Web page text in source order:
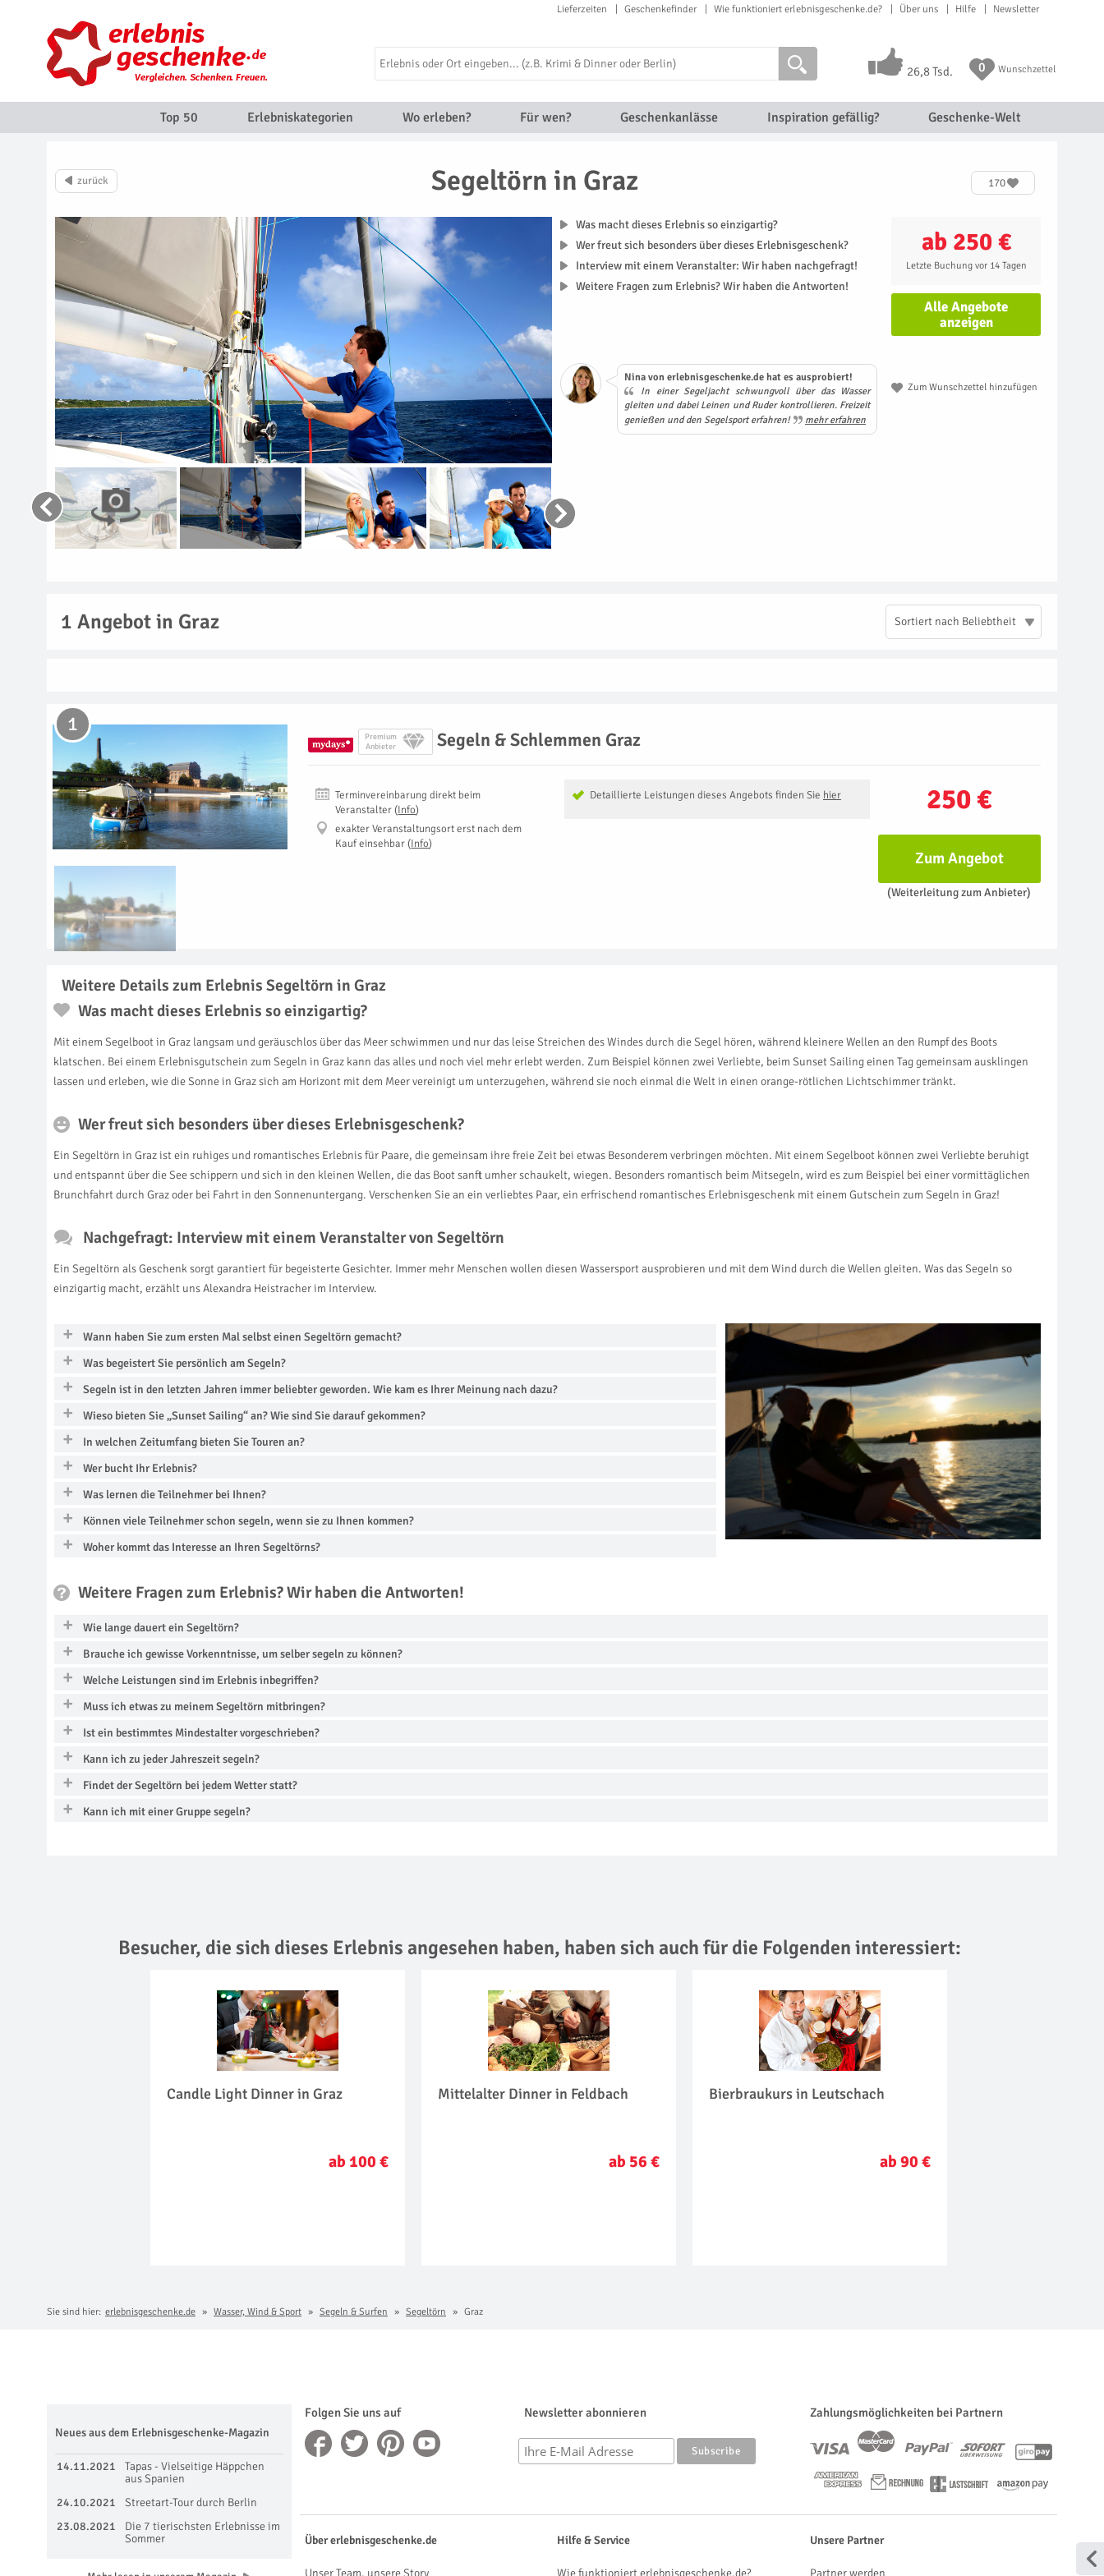
Lieferzeiten Geschenkefinder Wie funktioniert erlebnisgeschenke.de? Über uns Hilfe Newsletter
26,8 Tsd. 0 Wunschzettel
Top 50 Erlebniskategorien Wo erleben? Für wen? Geschenkanlässe Inspiration gefällig? Geschenke-Welt
Segeltörn in Graz 170
ab 250 €
Letzte Buchung vor 14 Tagen
Alle Angebote
anzeigen
Zum Wunschzettel hinzufügen
Was macht dieses Erlebnis so einzigartig?
Wer freut sich besonders über dieses Erlebnisgeschenk?
Interview mit einem Veranstalter: Wir haben nachgefragt!
Weitere Fragen zum Erlebnis? Wir haben die Antworten!
Nina von erlebnisgeschenke.de hat es ausprobiert!
In einer Segeljacht schwungvoll über das Wasser
gleiten und dabei Leinen und Ruder kontrollieren. Freizeit
genießen und den Segelsport erfahren!
mehr erfahren
1 Angebot in Graz Sortiert nach Beliebtheit
Premium
Anbieter
Segeln & Schlemmen Graz
1
250 €
Detaillierte Leistungen dieses Angebots finden Sie hier
Terminvereinbarung direkt beim
Veranstalter (Info)
exakter Veranstaltungsort erst nach dem
Kauf einsehbar (Info)
Zum Angebot
(Weiterleitung zum Anbieter)
Weitere Details zum Erlebnis Segeltörn in Graz
Was macht dieses Erlebnis so einzigartig?
Mit einem Segelboot in Graz langsam und geräuschlos über das Meer schwimmen und nur das leise Streichen des Windes durch die Segel hören, während kleinere Wellen an den Rumpf des Boots
klatschen. Bei einem Erlebnisgutschein zum Segeln in Graz kann das alles und noch viel mehr erlebt werden. Zum Beispiel können zwei Verliebte, beim Sunset Sailing einen Tag gemeinsam ausklingen
lassen und erleben, wie die Sonne in Graz sich am Horizont mit dem Meer vereinigt um unterzugehen, während sie noch einmal die Welt in einen orange-rötlichen Lichtschimmer tränkt.
Wer freut sich besonders über dieses Erlebnisgeschenk?
Ein Segeltörn in Graz ist ein ruhiges und romantisches Erlebnis für Paare, die gemeinsam ihre freie Zeit bei etwas Besonderem verbringen möchten. Mit einem Segelboot können zwei Verliebte beruhigt
und entspannt über die See schippern und sich in den kleinen Wellen, die das Boot sanft umher schaukelt, wiegen. Besonders romantisch beim Mitsegeln, wird es zum Beispiel bei einer vormittäglichen
Brunchfahrt durch Graz oder bei Fahrt in den Sonnenuntergang. Verschenken Sie an ein verliebtes Paar, ein erfrischend romantisches Erlebnisgeschenk mit einem Gutschein zum Segeln in Graz!
Nachgefragt: Interview mit einem Veranstalter von Segeltörn
Ein Segeltörn als Geschenk sorgt garantiert für begeisterte Gesichter. Immer mehr Menschen wollen diesen Wassersport ausprobieren und mit dem Wind durch die Wellen gleiten. Was das Segeln so
einzigartig macht, erzählt uns Alexandra Heistracher im Interview.
Wann haben Sie zum ersten Mal selbst einen Segeltörn gemacht?
Was begeistert Sie persönlich am Segeln?
Segeln ist in den letzten Jahren immer beliebter geworden. Wie kam es Ihrer Meinung nach dazu?
Wieso bieten Sie „Sunset Sailing“ an? Wie sind Sie darauf gekommen?
In welchen Zeitumfang bieten Sie Touren an?
Wer bucht Ihr Erlebnis?
Was lernen die Teilnehmer bei Ihnen?
Können viele Teilnehmer schon segeln, wenn sie zu Ihnen kommen?
Woher kommt das Interesse an Ihren Segeltörns?
Weitere Fragen zum Erlebnis? Wir haben die Antworten!
Wie lange dauert ein Segeltörn?
Brauche ich gewisse Vorkenntnisse, um selber segeln zu können?
Welche Leistungen sind im Erlebnis inbegriffen?
Muss ich etwas zu meinem Segeltörn mitbringen?
Ist ein bestimmtes Mindestalter vorgeschrieben?
Kann ich zu jeder Jahreszeit segeln?
Findet der Segeltörn bei jedem Wetter statt?
Kann ich mit einer Gruppe segeln?
Besucher, die sich dieses Erlebnis angesehen haben, haben sich auch für die Folgenden interessiert:
Candle Light Dinner in Graz
ab 100 €
Mittelalter Dinner in Feldbach
ab 56 €
Bierbraukurs in Leutschach
ab 90 €
Sie sind hier: erlebnisgeschenke.de Wasser, Wind & Sport Segeln & Surfen Segeltörn Graz
Folgen Sie uns auf Newsletter abonnieren Zahlungsmöglichkeiten bei Partnern
Neues aus dem Erlebnisgeschenke-Magazin
14.11.2021
Tapas - Vielseitige Häppchen
aus Spanien
24.10.2021
Streetart-Tour durch Berlin
23.08.2021
Die 7 tierischsten Erlebnisse im
Sommer
Über erlebnisgeschenke.de
Unser Team, unsere Story
Hilfe & Service
Wie funktioniert erlebnisgeschenke.de?
Unsere Partner
Partner werden